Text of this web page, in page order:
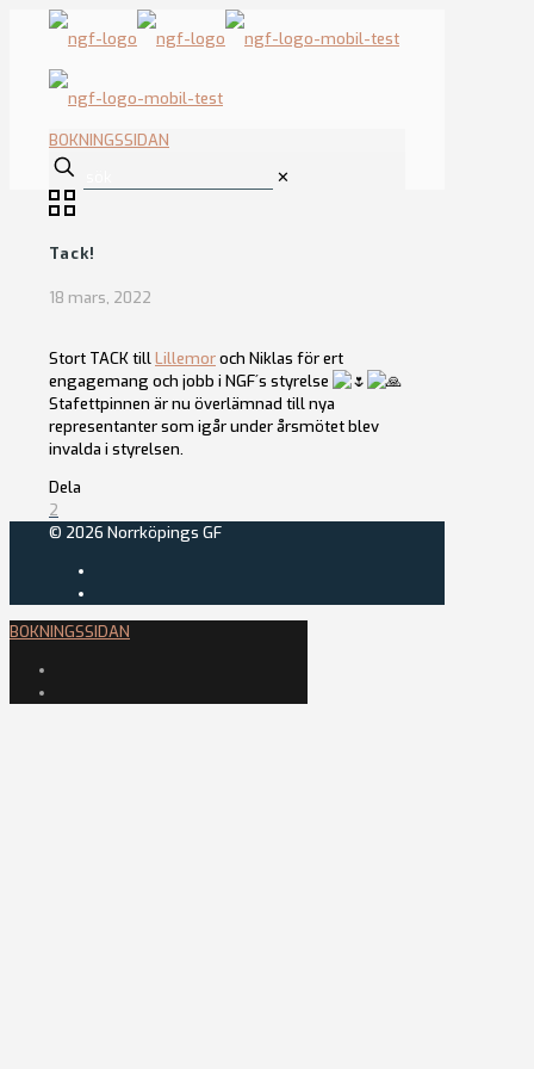
BOKNINGSSIDAN
✕
Tack!
18 mars, 2022
Stort TACK tillLillemoroch Niklas för ert
engagemang och jobb i NGF´s styrelse
Stafettpinnen är nu överlämnad till nya
representanter som igår under årsmötet blev
invalda i styrelsen.
Dela
2
© 2026 Norrköpings GF
BOKNINGSSIDAN